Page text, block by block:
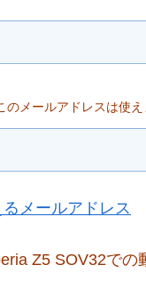
のメールアドレスは使え
メールアドレス
Z5 SOV32での